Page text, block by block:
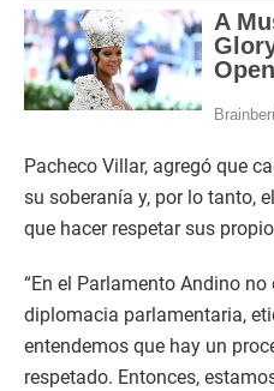
Pacheco Villar, agregó que
su soberanía y, por lo tanto,
que hacer respetar sus
“En el Parlamento Andino no
diplomacia parlamentaria,
entendemos que hay un
respetado. Entonces,